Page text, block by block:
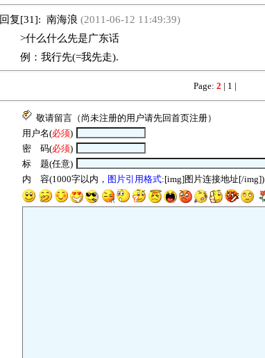
回复[31]: 南海浪 (2011-06-12 11:49:39)
>什么什么先是广东话
例：我行先(=我先走).
Page: 2 1
敬请留言（尚未注册的用户请先回首页注册）
用户名(必须)
密 码(必须)
标 题(任意)
内 容(1000字以内， 图片引用格式:[img]图片连接地址[/img])